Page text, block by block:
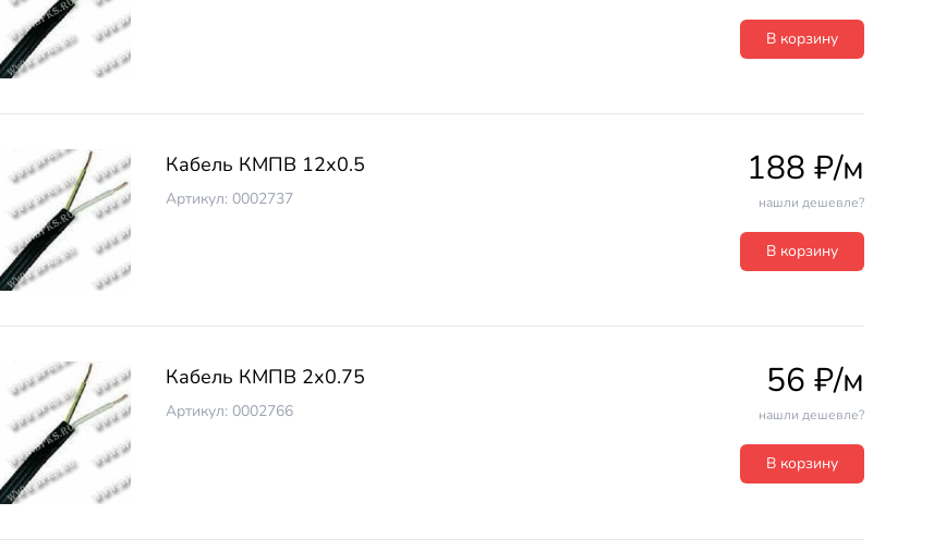
В корзину
Кабель КМПВ 12х0.5
Артикул: 0002737
188 ₽/м
нашли дешевле?
В корзину
Кабель КМПВ 2х0.75
Артикул: 0002766
56 ₽/м
нашли дешевле?
В корзину